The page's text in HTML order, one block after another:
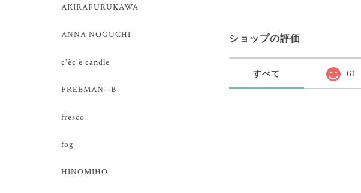
ショップの評価
すべて 61
AKIRAFURUKAWA
ANNA NOGUCHI
c'èc'è candle
FREEMAN--B
fresco
fog
HINOMIHO